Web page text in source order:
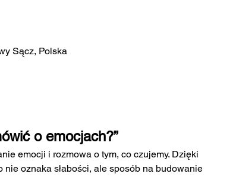
Sącz, Polska
o emocjach?”
emocji i rozmowa o tym, co czujemy. Dzięki
oznaka słabości, ale sposób na budowanie